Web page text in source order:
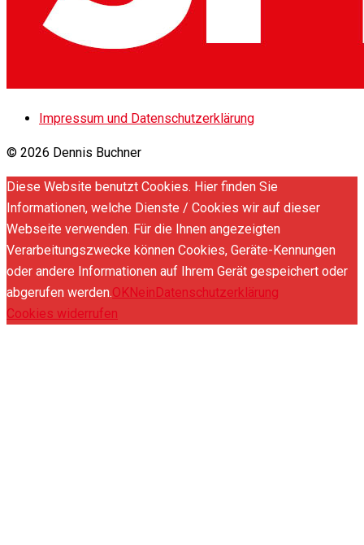
Impressum und Datenschutzerklärung
© 2026 Dennis Buchner
Diese Website benutzt Cookies. Hier finden Sie
Informationen, welche Dienste / Cookies wir auf dieser
Webseite verwenden. Für die Ihnen angezeigten
Verarbeitungszwecke können Cookies, Geräte-Kennungen
oder andere Informationen auf Ihrem Gerät gespeichert oder
abgerufen werden.OKNein Datenschutzerklärung
Cookies widerrufen